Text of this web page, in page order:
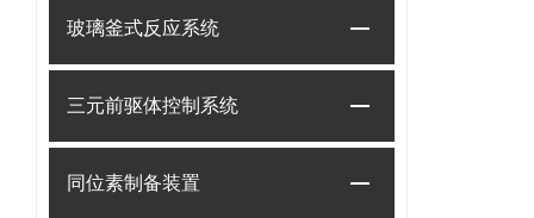
玻璃釜式反应系统
三元前驱体控制系统
同位素制备装置